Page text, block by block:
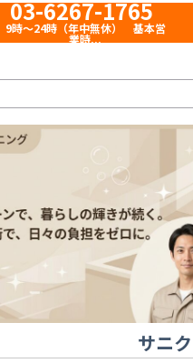
03-6267-1765
9時〜24時（年中無休） 基本営
業時...
サニ